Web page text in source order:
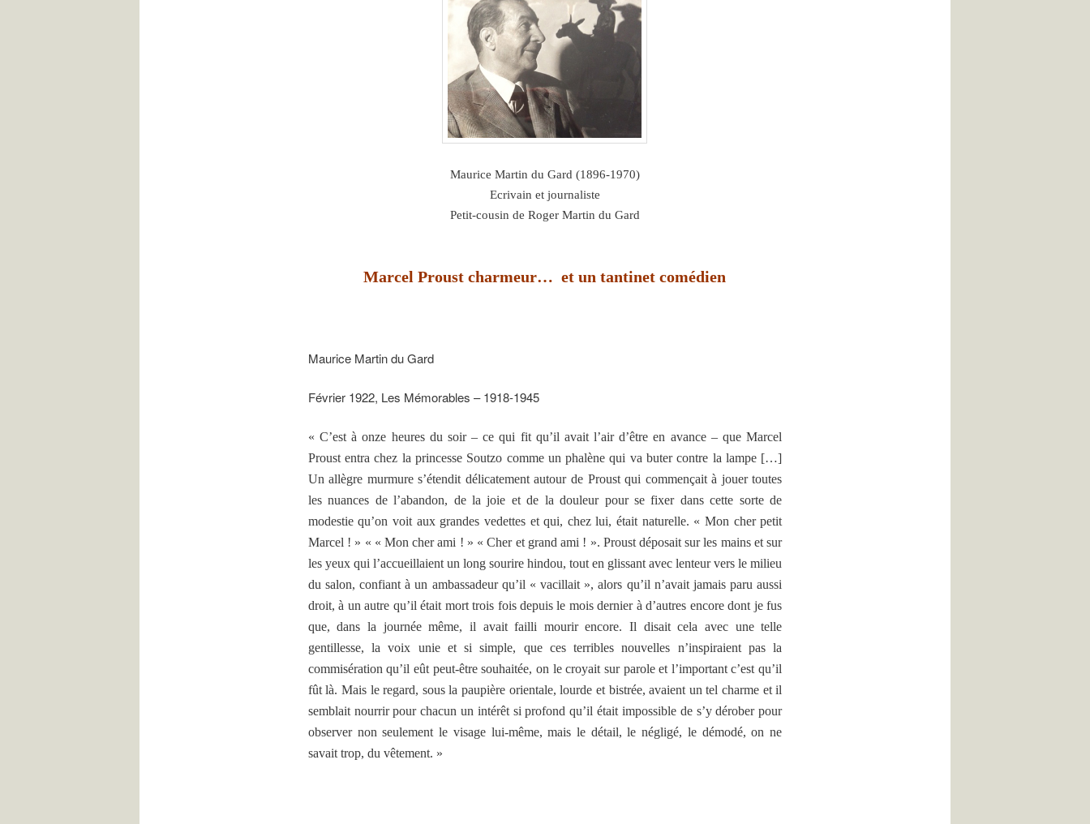
Maurice Martin du Gard (1896-1970)
Ecrivain et journaliste
Petit-cousin de Roger Martin du Gard
Marcel Proust charmeur… et un tantinet comédien
Maurice Martin du Gard
Février 1922, Les Mémorables – 1918-1945
« C’est à onze heures du soir – ce qui fit qu’il avait l’air d’être en avance – que Marcel
Proust entra chez la princesse Soutzo comme un phalène qui va buter contre la lampe […]
Un allègre murmure s’étendit délicatement autour de Proust qui commençait à jouer toutes
les nuances de l’abandon, de la joie et de la douleur pour se fixer dans cette sorte de
modestie qu’on voit aux grandes vedettes et qui, chez lui, était naturelle. « Mon cher petit
Marcel ! » « « Mon cher ami ! » « Cher et grand ami ! ». Proust déposait sur les mains et sur
les yeux qui l’accueillaient un long sourire hindou, tout en glissant avec lenteur vers le milieu
du salon, confiant à un ambassadeur qu’il « vacillait », alors qu’il n’avait jamais paru aussi
droit, à un autre qu’il était mort trois fois depuis le mois dernier à d’autres encore dont je fus
que, dans la journée même, il avait failli mourir encore. Il disait cela avec une telle
gentillesse, la voix unie et si simple, que ces terribles nouvelles n’inspiraient pas la
commisération qu’il eût peut-être souhaitée, on le croyait sur parole et l’important c’est qu’il
fût là. Mais le regard, sous la paupière orientale, lourde et bistrée, avaient un tel charme et il
semblait nourrir pour chacun un intérêt si profond qu’il était impossible de s’y dérober pour
observer non seulement le visage lui-même, mais le détail, le négligé, le démodé, on ne
savait trop, du vêtement. »